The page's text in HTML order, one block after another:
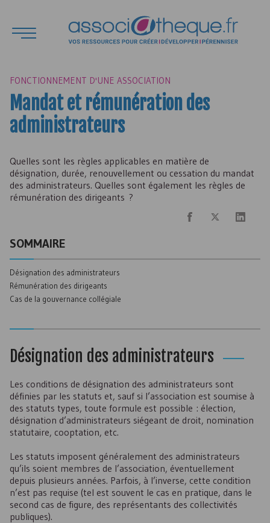
FONCTIONNEMENT D'UNE ASSOCIATION
Mandat et rémunération des
administrateurs
Quelles sont les règles applicables en matière de
désignation, durée, renouvellement ou cessation du mandat
des administrateurs. Quelles sont également les règles de
rémunération des dirigeants ?
SOMMAIRE
Désignation des administrateurs
Rémunération des dirigeants
Cas de la gouvernance collégiale
Désignation des administrateurs
Les conditions de désignation des administrateurs sont
définies par les statuts et, sauf si l’association est soumise à
des statuts types, toute formule est possible : élection,
désignation d’administrateurs siégeant de droit, nomination
statutaire, cooptation, etc.
Les statuts imposent généralement des administrateurs
qu’ils soient membres de l’association, éventuellement
depuis plusieurs années. Parfois, à l’inverse, cette condition
n’est pas requise (tel est souvent le cas en pratique, dans le
second cas de figure, des représentants des collectivités
publiques).